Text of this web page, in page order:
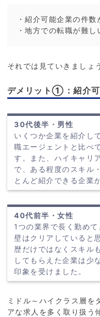
・紹介可能企業の件数
・地方での転職が難し
それでは見ていきましょ
デメリット①：紹介
30代後半・男性
いくつか企業を紹介し
職エージェントと比べ
す。また、ハイキャリ
で、ある程度のスキル
とんど紹介できる企業
40代前半・女性
1つの業界で長く勤め
壁はクリアしていると
歴だけではなくスキル
してもらえた企業は少
印象を受けました。
ミドル～ハイクラス層を
アな求人を多く取り扱う